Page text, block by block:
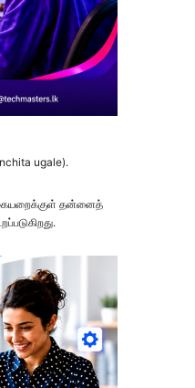
ugale).
தன்னைத்